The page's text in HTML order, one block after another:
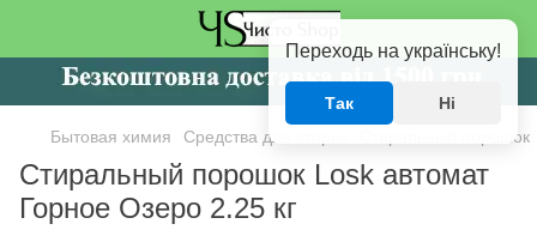
Бытовая химия Средства для стирки Стиральный порошок
Стиральный порошок Losk автомат
Горное Озеро 2.25 кг
Переходь на українську!
Так Ні